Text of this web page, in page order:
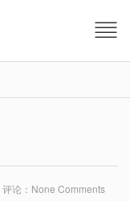
评论： None Comments